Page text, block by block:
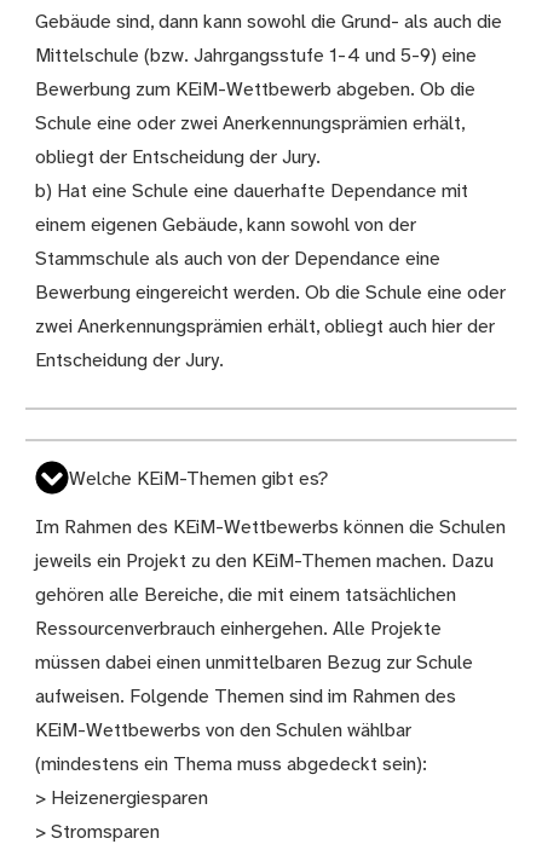
Gebäude sind, dann kann sowohl die Grund- als auch die
Mittelschule (bzw. Jahrgangsstufe 1-4 und 5-9) eine
Bewerbung zum KEiM-Wettbewerb abgeben. Ob die
Schule eine oder zwei Anerkennungsprämien erhält,
obliegt der Entscheidung der Jury.
b) Hat eine Schule eine dauerhafte Dependance mit
einem eigenen Gebäude, kann sowohl von der
Stammschule als auch von der Dependance eine
Bewerbung eingereicht werden. Ob die Schule eine oder
zwei Anerkennungsprämien erhält, obliegt auch hier der
Entscheidung der Jury.
Welche KEiM-Themen gibt es?
Im Rahmen des KEiM-Wettbewerbs können die Schulen
jeweils ein Projekt zu den KEiM-Themen machen. Dazu
gehören alle Bereiche, die mit einem tatsächlichen
Ressourcenverbrauch einhergehen. Alle Projekte
müssen dabei einen unmittelbaren Bezug zur Schule
aufweisen. Folgende Themen sind im Rahmen des
KEiM-Wettbewerbs von den Schulen wählbar
(mindestens ein Thema muss abgedeckt sein):
> Heizenergiesparen
> Stromsparen